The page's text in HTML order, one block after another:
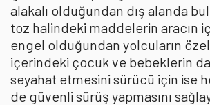
alakalı olduğundan dış alanda
toz halindeki maddelerin aracın
engel olduğundan yolcuların
içerindeki çocuk ve bebeklerin
seyahat etmesini sürücü için ise
de güvenli sürüş yapmasını